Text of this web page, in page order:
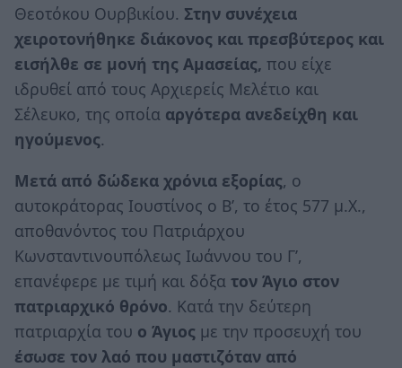
Θεοτόκου Ουρβικίου. Στην συνέχεια
χειροτονήθηκε διάκονος και πρεσβύτερος και
εισήλθε σε μονή της Αμασείας, που είχε
ιδρυθεί από τους Αρχιερείς Μελέτιο και
Σέλευκο, της οποία αργότερα ανεδείχθη και
ηγούμενος.
Μετά από δώδεκα χρόνια εξορίας, ο
αυτοκράτορας Ιουστίνος ο Β’, το έτος 577 μ.Χ.,
αποθανόντος του Πατριάρχου
Κωνσταντινουπόλεως Ιωάννου του Γ’,
επανέφερε με τιμή και δόξα τον Άγιο στον
πατριαρχικό θρόνο. Κατά την δεύτερη
πατριαρχία του ο Άγιος με την προσευχή του
έσωσε τον λαό που μαστιζόταν από